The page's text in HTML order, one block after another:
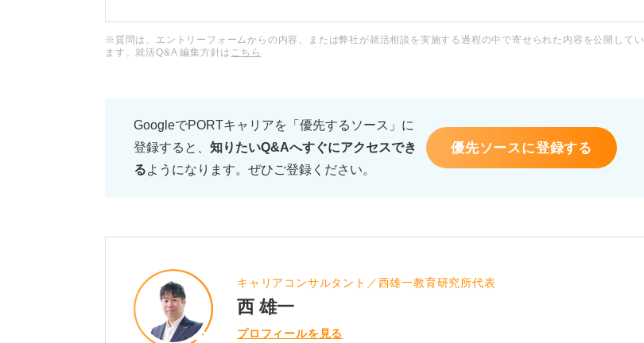
※質問は、エントリーフォームからの内容、または弊社が就活相談を実施する過程の中で寄せられた内容を公開してい
ます。就活Q&A 編集方針は こちら
GoogleでPORTキャリアを「優先するソース」に
登録すると、 知りたいQ&Aへすぐにアクセスでき
るようになります。ぜひご登録ください。
優先ソースに登録する
キャリアコンサルタント／西雄一教育研究所代表
西 雄一
プロフィールを見る